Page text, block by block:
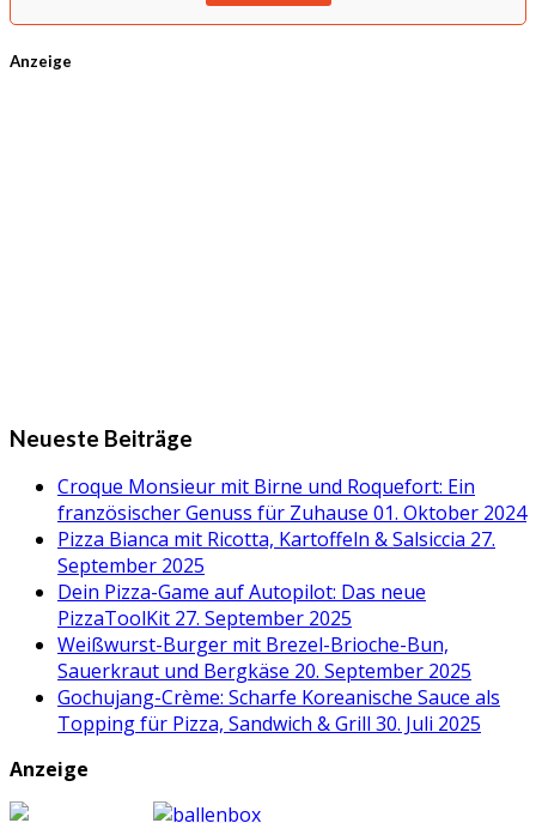
Anzeige
Neueste Beiträge
Croque Monsieur mit Birne und Roquefort: Ein
französischer Genuss für Zuhause 01. Oktober 2024
Pizza Bianca mit Ricotta, Kartoffeln & Salsiccia 27.
September 2025
Dein Pizza-Game auf Autopilot: Das neue
PizzaToolKit 27. September 2025
Weißwurst-Burger mit Brezel-Brioche-Bun,
Sauerkraut und Bergkäse 20. September 2025
Gochujang-Crème: Scharfe Koreanische Sauce als
Topping für Pizza, Sandwich & Grill 30. Juli 2025
Anzeige